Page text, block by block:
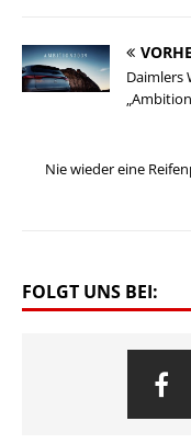
Daimlers
Nie wieder eine
FOLGT UNS BEI: